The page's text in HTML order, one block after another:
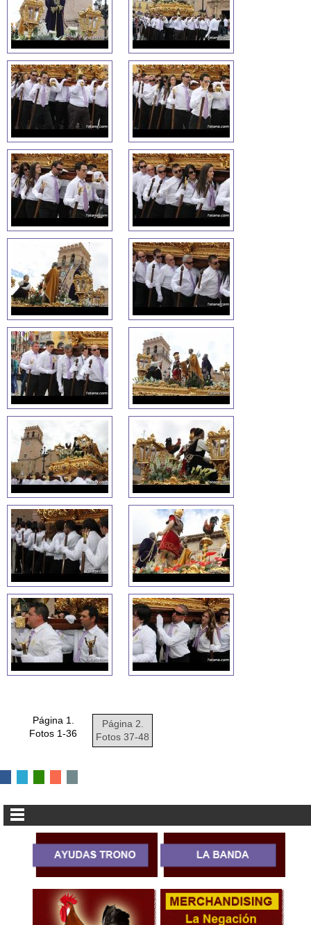
Página 1.
Fotos 1-36
Página 2.
Fotos 37-48